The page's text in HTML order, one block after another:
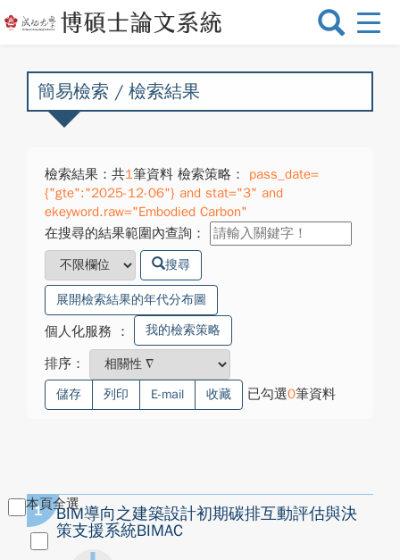
選
換
簡易檢索 / 檢索結果
檢索結果：共1筆資料 檢索策略：
pass_date=
{"gte":"2025-12-06"} and stat="3" and
ekeyword.raw="Embodied Carbon"
在搜尋的結果範圍內查詢：
搜尋
展開檢索結果的年代分布圖
個人化服務 ： 我的檢索策略
排序：
儲存 列印 E-mail 收藏 已勾選0筆資料
本頁全選
1
BIM導向之建築設計初期碳排互動評估與決
策支援系統BIMAC